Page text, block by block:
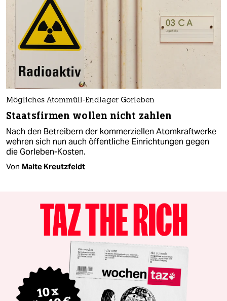
Mögliches Atommüll-Endlager Gorleben
Staatsfirmen wollen nicht zahlen
Nach den Betreibern der kommerziellen Atomkraftwerke
wehren sich nun auch öffentliche Einrichtungen gegen
die Gorleben-Kosten.
Von Malte Kreutzfeldt